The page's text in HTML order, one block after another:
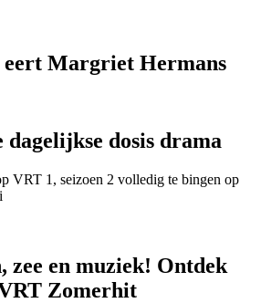
Margriet Hermans
dagelijkse dosis drama
VRT 1, seizoen 2 volledig te bingen op
zee en muziek! Ontdek
Zomerhit